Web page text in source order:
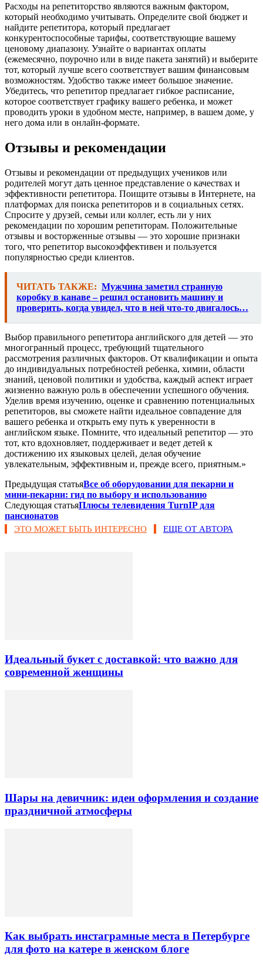
Расходы на репетиторство являются важным фактором,
который необходимо учитывать. Определите свой бюджет и
найдите репетитора, который предлагает
конкурентоспособные тарифы, соответствующие вашему
ценовому диапазону. Узнайте о вариантах оплаты
(ежемесячно, поурочно или в виде пакета занятий) и выберите
тот, который лучше всего соответствует вашим финансовым
возможностям. Удобство также имеет большое значение.
Убедитесь, что репетитор предлагает гибкое расписание,
которое соответствует графику вашего ребенка, и может
проводить уроки в удобном месте, например, в вашем доме, у
него дома или в онлайн-формате.
Отзывы и рекомендации
Отзывы и рекомендации от предыдущих учеников или
родителей могут дать ценное представление о качествах и
эффективности репетитора. Поищите отзывы в Интернете, на
платформах для поиска репетиторов и в социальных сетях.
Спросите у друзей, семьи или коллег, есть ли у них
рекомендации по хорошим репетиторам. Положительные
отзывы и восторженные отзывы — это хорошие признаки
того, что репетитор высокоэффективен и пользуется
популярностью среди клиентов.
ЧИТАТЬ ТАКЖЕ: Мужчина заметил странную
коробку в канаве – решил остановить машину и
проверить, когда увидел, что в ней что-то двигалось…
Выбор правильного репетитора английского для детей — это
многогранный процесс, требующий тщательного
рассмотрения различных факторов. От квалификации и опыта
до индивидуальных потребностей ребенка, химии, области
знаний, ценовой политики и удобства, каждый аспект играет
жизненно важную роль в обеспечении успешного обучения.
Уделив время изучению, оценке и сравнению потенциальных
репетиторов, вы сможете найти идеальное совпадение для
вашего ребенка и открыть ему путь к уверенности в
английском языке. Помните, что идеальный репетитор — это
тот, кто вдохновляет, поддерживает и ведет детей к
достижению их языковых целей, делая обучение
увлекательным, эффективным и, прежде всего, приятным.»
Предыдущая статьяВсе об оборудовании для пекарни и
мини-пекарни: гид по выбору и использованию
Следующая статьяПлюсы телевидения TurnIP для
пансионатов
ЭТО МОЖЕТ БЫТЬ ИНТЕРЕСНО ЕЩЕ ОТ АВТОРА
Идеальный букет с доставкой: что важно для
современной женщины
Шары на девичник: идеи оформления и создание
праздничной атмосферы
Как выбрать инстаграмные места в Петербурге
для фото на катере в женском блоге